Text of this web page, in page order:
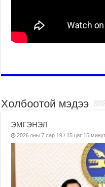
Холбоотой мэдээ
ЭМГЭНЭЛ
2026 оны 7 сар 19 / 15 цаг 15